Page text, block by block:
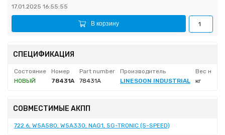
17.01.2025 16:55:55
В корзину
СПЕЦИФИКАЦИЯ
Состояние Номер Part number Производитель
Вес нетто
НОВЫЙ
78431A 78431A LINESOON INDUSTRIAL кг
СОВМЕСТИМЫЕ АКПП
722.6, W5A580, W5A330, NAG1, 5G-TRONIC (5-SPEED)